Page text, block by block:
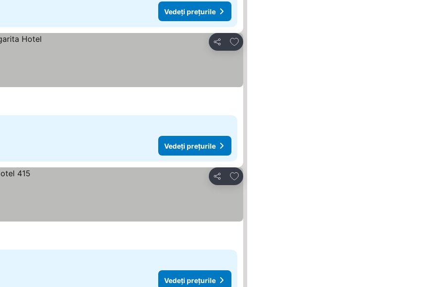
Vedeți prețurile
Distribuiți
Adăugaţi la favorite
Vedeți prețurile
Distribuiți
Adăugaţi la favorite
Vedeți prețurile